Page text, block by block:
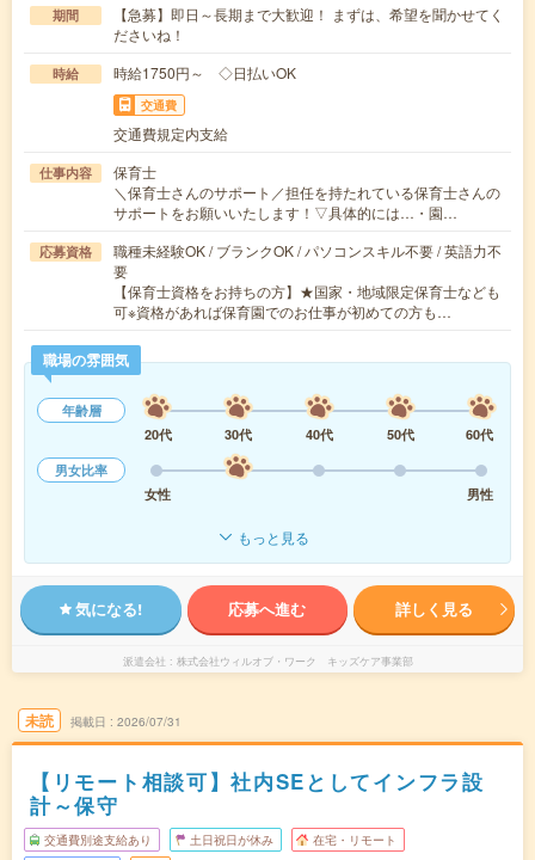
期間
【急募】即日～長期まで大歓迎！ まずは、希望を聞かせてく
ださいね！
時給 時給1750円～ ◇日払いOK
交通費
交通費規定内支給
仕事内容
保育士
＼保育士さんのサポート／担任を持たれている保育士さんの
サポートをお願いいたします！▽具体的には…・園…
応募資格
職種未経験OK / ブランクOK / パソコンスキル不要 / 英語力不
要
【保育士資格をお持ちの方】★国家・地域限定保育士なども
可※資格があれば保育園でのお仕事が初めての方も…
職場の雰囲気
年齢層
20代
30代 40代 50代
60代
男女比率
女性
男性
もっと見る
気になる! 応募へ進む 詳しく見る
派遣会社 株式会社ウィルオブ・ワーク キッズケア事業部
未読 掲載日 2026/07/31
【リモート相談可】社内SEとしてインフラ設
計～保守
交通費別途支給あり 土日祝日が休み 在宅・リモート